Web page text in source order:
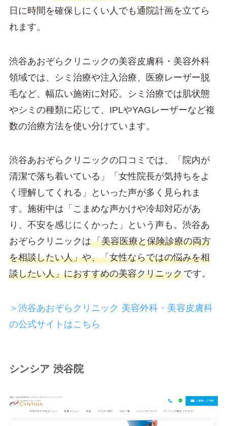
日に時間を確保しにくい人でも通院計画を立てら
れます。
渋谷あおぞらクリニックの美容皮膚科・美容外科
領域では、シミ治療や注入治療、医療レーザー脱
毛など、幅広い施術に対応。シミ治療では肌状態
やシミの種類に応じて、IPLやYAGレーザーなど複
数の治療方法を使い分けています。
渋谷あおぞらクリニックの口コミでは、「院内が
清潔で落ち着いている」「女性院長が気持ちをよ
く理解してくれる」といった声が多く見られま
す。施術中は「こまめな声かけや冷却対応があ
り、不安を感じにくかった」という声も。渋谷あ
おぞらクリニックは「美容医療と保険診療の両方
を相談したい人」や、「女性ならではの悩みを相
談したい人」におすすめの美容クリニックです。
＞渋谷あおぞらクリニック 美容外科・美容皮膚科
の公式サイトはこちら
シンシア 渋谷院